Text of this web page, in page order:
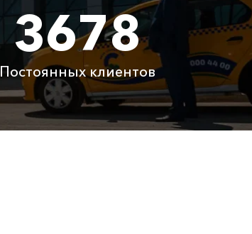
3100 ₽
Бесплатно
Бесплатно
3678
Постоянных клиентов